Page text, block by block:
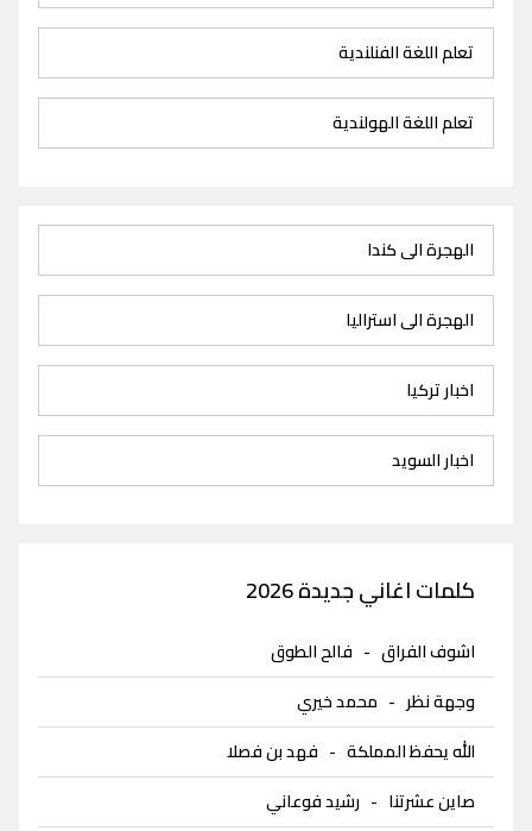
تعلم اللغة الفنلندية
تعلم اللغة الهولندية
الهجرة الى كندا
الهجرة الى استراليا
اخبار تركيا
اخبار السويد
كلمات اغاني جديدة 2026
اشوف الفراق - فالح الطوق
وجهة نظر - محمد خيري
الله يحفظ المملكة - فهد بن فصلا
صاين عشرتنا - رشيد فوعاني